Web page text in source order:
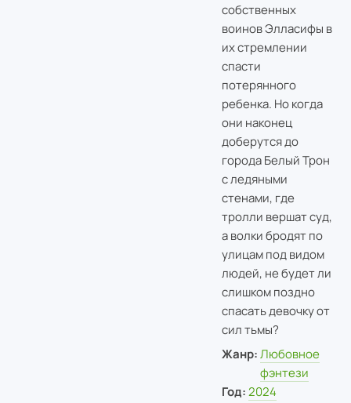
собственных
воинов Элласифы в
их стремлении
спасти
потерянного
ребенка. Но когда
они наконец
доберутся до
города Белый Трон
с ледяными
стенами, где
тролли вершат суд,
а волки бродят по
улицам под видом
людей, не будет ли
слишком поздно
спасать девочку от
сил тьмы?
Жанр: Любовное
фэнтези
Год: 2024